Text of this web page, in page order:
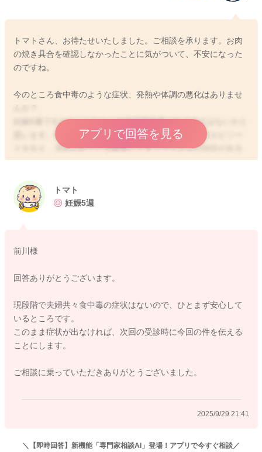
トマトさん、お待たせいたしました。ご相談を承ります。お肉
の焼き具合を確認しなかったことに気がついて、不安になった
のですね。
今のところ食中毒のような症状、発熱や体調の悪化はありませ
妊娠5週ですから、これから妊娠初期検査があるのではないかと
思います。症状がなければ、次の受診のときに今回のエピソー
ドを伝え、決められている検査にトキソプラズマの項目がある
か、検査するならいつするかを、主治医とご相談していただき
症状があれば、早めの受診をお願いいたします。お大事にお過
アプリで回答を見る
トマト
妊娠5週
前川様
回答ありがとうございます。
現段階で夫婦共々食中毒の症状はないので、ひとまず安心して
いるところです。
このまま症状が出なければ、次回の受診時に今回の件を伝える
ことにします。
ご相談に乗っていただきありがとうございました。
2025/9/29 21:41
＼【即時回答】新機能「専門家相談AI」登場！アプリで今すぐ相談／